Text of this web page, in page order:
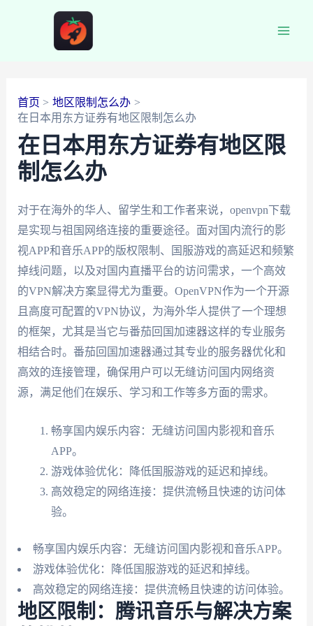
首页
地区限制怎么办
在日本用东方证券有地区限制怎么办
在日本用东方证券有地区限
制怎么办
对于在海外的华人、留学生和工作者来说，openvpn下载
是实现与祖国网络连接的重要途径。面对国内流行的影
视APP和音乐APP的版权限制、国服游戏的高延迟和频繁
掉线问题，以及对国内直播平台的访问需求，一个高效
的VPN解决方案显得尤为重要。OpenVPN作为一个开源
且高度可配置的VPN协议，为海外华人提供了一个理想
的框架，尤其是当它与番茄回国加速器这样的专业服务
相结合时。番茄回国加速器通过其专业的服务器优化和
高效的连接管理，确保用户可以无缝访问国内网络资
源，满足他们在娱乐、学习和工作等多方面的需求。
畅享国内娱乐内容：无缝访问国内影视和音乐
APP。
游戏体验优化：降低国服游戏的延迟和掉线。
高效稳定的网络连接：提供流畅且快速的访问体
验。
畅享国内娱乐内容：无缝访问国内影视和音乐APP。
游戏体验优化：降低国服游戏的延迟和掉线。
高效稳定的网络连接：提供流畅且快速的访问体验。
地区限制：腾讯音乐与解决方案